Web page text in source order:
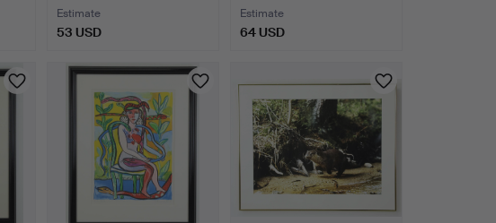
Estimate
53 USD
Estimate
64 USD